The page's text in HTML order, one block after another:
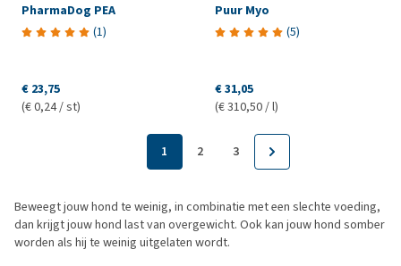
PharmaDog PEA
(1)
€ 23,75
(€ 0,24 / st)
Puur Myo
(5)
€ 31,05
(€ 310,50 / l)
1 2 3
Beweegt jouw hond te weinig, in combinatie met een slechte voeding,
dan krijgt jouw hond last van overgewicht. Ook kan jouw hond somber
worden als hij te weinig uitgelaten wordt.